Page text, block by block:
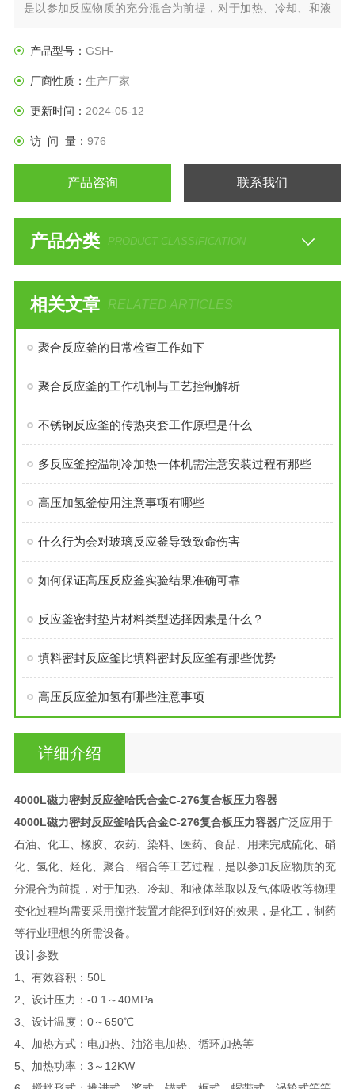
是以参加反应物质的充分混合为前提，对于加热、冷却、和液
得到到好的效果，是化工，制药等行业理想的所需设备。
产品型号： GSH-
厂商性质： 生产厂家
更新时间： 2024-05-12
访 问 量： 976
产品咨询 联系我们
产品分类 PRODUCT CLASSIFICATION
相关文章 RELATED ARTICLES
聚合反应釜的日常检查工作如下
聚合反应釜的工作机制与工艺控制解析
不锈钢反应釜的传热夹套工作原理是什么
多反应釜控温制冷加热一体机需注意安装过程有那些
高压加氢釜使用注意事项有哪些
什么行为会对玻璃反应釜导致致命伤害
如何保证高压反应釜实验结果准确可靠
反应釜密封垫片材料类型选择因素是什么？
填料密封反应釜比填料密封反应釜有那些优势
高压反应釜加氢有哪些注意事项
详细介绍
4000L磁力密封反应釜哈氏合金C-276复合板压力容器
4000L磁力密封反应釜哈氏合金C-276复合板压力容器广泛应用于
石油、化工、橡胶、农药、染料、医药、食品、用来完成硫化、硝
化、氢化、烃化、聚合、缩合等工艺过程，是以参加反应物质的充
分混合为前提，对于加热、冷却、和液体萃取以及气体吸收等物理
变化过程均需要采用搅拌装置才能得到到好的效果，是化工，制药
等行业理想的所需设备。
设计参数
1、有效容积：50L
2、设计压力：-0.1～40MPa
3、设计温度：0～650℃
4、加热方式：电加热、油浴电加热、循环加热等
5、加热功率：3～12KW